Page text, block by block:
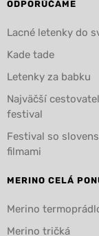
ODPORÚČAME
Lacné letenky do
Kade tade
Letenky za babku
Najväčší
festival
Festival so
filmami
MERINO CELÁ
Merino
Merino tričká